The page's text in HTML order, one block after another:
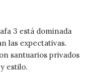
3 está dominada
las expectativas.
santuarios privados
estilo.